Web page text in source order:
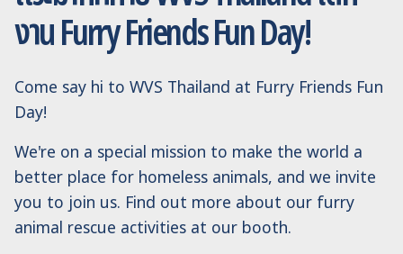
งาน Furry Friends Fun Day!
Come say hi to WVS Thailand at Furry Friends Fun
Day!
We're on a special mission to make the world a
better place for homeless animals, and we invite
you to join us. Find out more about our furry
animal rescue activities at our booth.